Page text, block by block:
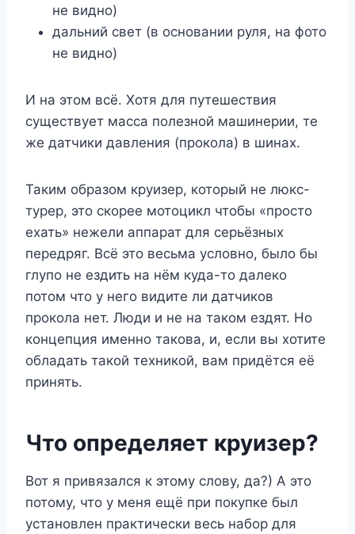
не видно)
дальний свет (в основании руля, на фото
не видно)
И на этом всё. Хотя для путешествия
существует масса полезной машинерии, те
же датчики давления (прокола) в шинах.
Таким образом круизер, который не люкс-
турер, это скорее мотоцикл чтобы «просто
ехать» нежели аппарат для серьёзных
передряг. Всё это весьма условно, было бы
глупо не ездить на нём куда-то далеко
потом что у него видите ли датчиков
прокола нет. Люди и не на таком ездят. Но
концепция именно такова, и, если вы хотите
обладать такой техникой, вам придётся её
принять.
Что определяет круизер?
Вот я привязался к этому слову, да?) А это
потому, что у меня ещё при покупке был
установлен практически весь набор для